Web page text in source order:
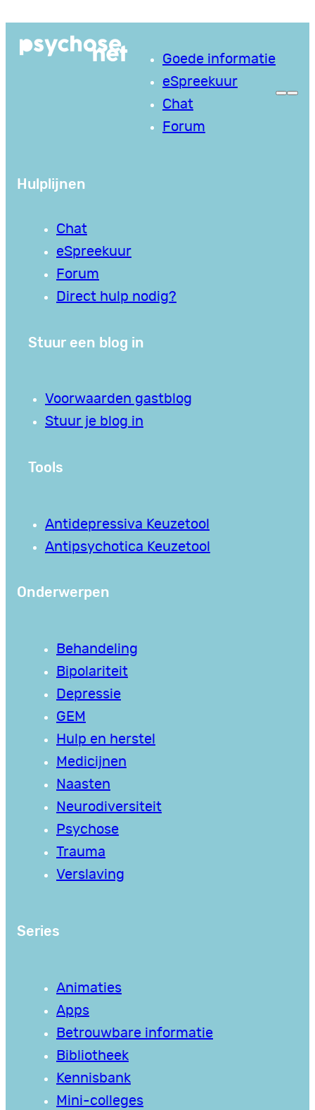
naar
Goede informatie
eSpreekuur
Chat
Forum
Hulplijnen
Chat
eSpreekuur
Forum
Direct hulp nodig?
Stuur een blog in
Voorwaarden gastblog
Stuur je blog in
Tools
Antidepressiva Keuzetool
Antipsychotica Keuzetool
Onderwerpen
Behandeling
Bipolariteit
Depressie
GEM
Hulp en herstel
Medicijnen
Naasten
Neurodiversiteit
Psychose
Trauma
Verslaving
Series
Animaties
Apps
Betrouwbare informatie
Bibliotheek
Kennisbank
Mini-colleges